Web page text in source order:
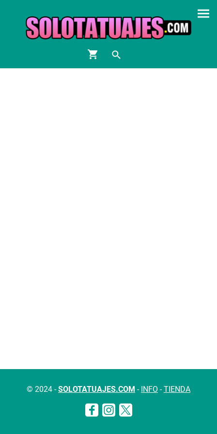
© 2024 -SOLOTATUAJES.COM - INFO -TIENDA